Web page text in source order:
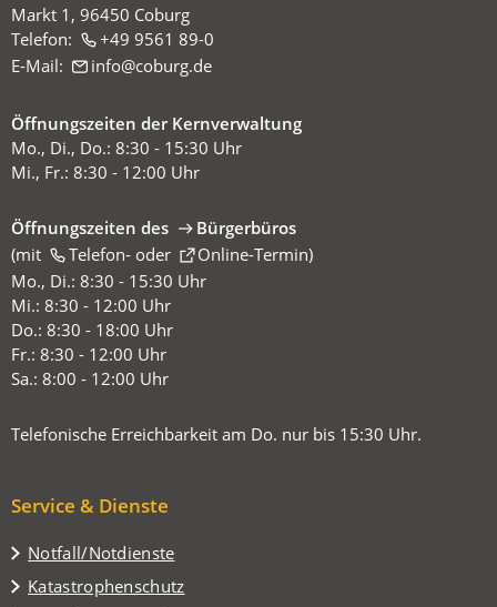
Markt 1, 96450 Coburg
Telefon:
+49 9561 89-0
E-Mail:
info coburg de
Öffnungszeiten der Kernverwaltung
Mo., Di., Do.: 8:30 - 15:30 Uhr
Mi., Fr.: 8:30 - 12:00 Uhr
Öffnungszeiten des
Bürgerbüros
(mit
Telefon-oder Online-Termin
(Öffnet
in
einem
neuen
Tab)
)
Mo., Di.: 8:30 - 15:30 Uhr
Mi.: 8:30 - 12:00 Uhr
Do.: 8:30 - 18:00 Uhr
Fr.: 8:30 - 12:00 Uhr
Sa.: 8:00 - 12:00 Uhr
Telefonische Erreichbarkeit am Do. nur bis 15:30 Uhr.
Service & Dienste
Notfall/Notdienste
Katastrophenschutz